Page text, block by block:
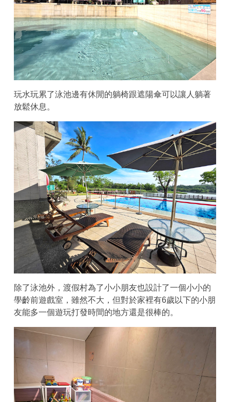
玩水玩累了泳池邊有休閒的躺椅跟遮陽傘可以讓人躺著
放鬆休息。
除了泳池外，渡假村為了小小朋友也設計了一個小小的
學齡前遊戲室，雖然不大，但對於家裡有6歲以下的小朋
友能多一個遊玩打發時間的地方還是很棒的。